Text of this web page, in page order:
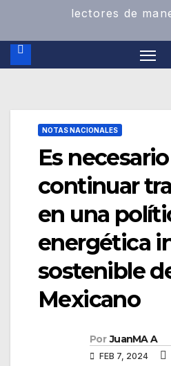
lectores de
NOTAS NACIONALES
Es necesario
continuar
en una
energética
sostenible
Mexicano
Por JuanMA A
FEB 7, 2024